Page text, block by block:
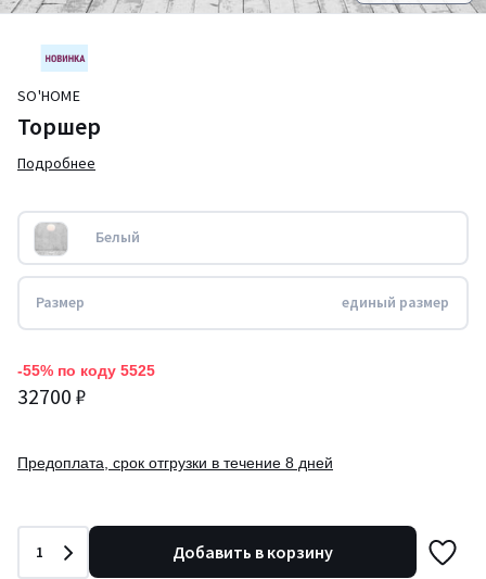
SO'HOME
Торшер
Подробнее
Белый
Размер единый размер
-55% по коду 5525
32700 ₽
Предоплата, срок отгрузки в течение 8 дней
Количество
1 Добавить в корзину